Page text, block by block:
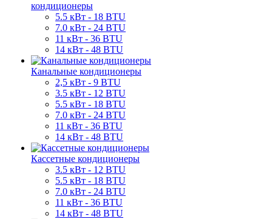
кондиционеры
5.5 кВт - 18 BTU
7.0 кВт - 24 BTU
11 кВт - 36 BTU
14 кВт - 48 BTU
Канальные кондиционеры
2,5 кВт - 9 BTU
3.5 кВт - 12 BTU
5.5 кВт - 18 BTU
7.0 кВт - 24 BTU
11 кВт - 36 BTU
14 кВт - 48 BTU
Кассетные кондиционеры
3.5 кВт - 12 BTU
5.5 кВт - 18 BTU
7.0 кВт - 24 BTU
11 кВт - 36 BTU
14 кВт - 48 BTU